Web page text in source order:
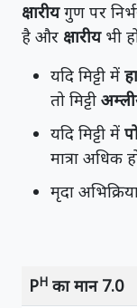
क्षारीयगुण पर
है और क्षारीय
यदि मिट्टी में
तो मिट्टी
यदि मिट्टी में
मात्रा अधिक
मृदा
PH का मान 7.0